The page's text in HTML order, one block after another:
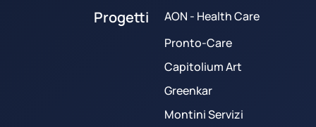
Progetti
AON - Health Care
Pronto-Care
Capitolium Art
Greenkar
Montini Servizi